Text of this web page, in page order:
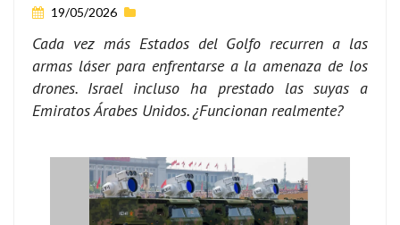
19/05/2026
Cada vez más Estados del Golfo recurren a las
armas láser para enfrentarse a la amenaza de los
drones. Israel incluso ha prestado las suyas a
Emiratos Árabes Unidos. ¿Funcionan realmente?